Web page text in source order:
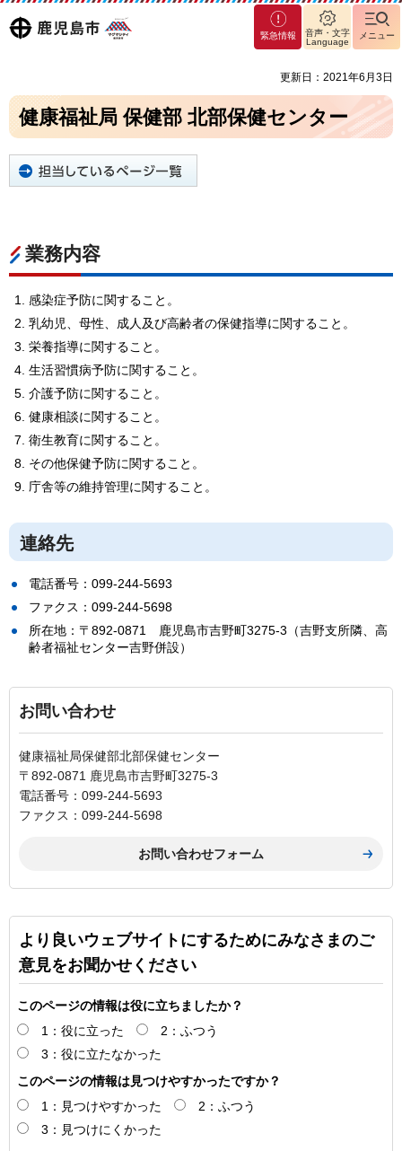
鹿児島
マグ
マシ
緊急情報
音声・文字
Language
メニュー
更新日：2021年6月3日
健康福祉局 保健部 北部保健センター
業務内容
感染症予防に関すること。
乳幼児、母性、成人及び高齢者の保健指導に関すること。
栄養指導に関すること。
生活習慣病予防に関すること。
介護予防に関すること。
健康相談に関すること。
衛生教育に関すること。
その他保健予防に関すること。
庁舎等の維持管理に関すること。
連絡先
電話番号：099-244-5693
ファクス：099-244-5698
所在地：〒892-0871
鹿児島市吉野町3275-3（吉野支所隣、高
齢者福祉センター吉野併設）
お問い合わせ
健康福祉局保健部北部保健センター
〒892-0871 鹿児島市吉野町3275-3
電話番号：099-244-5693
ファクス：099-244-5698
より良いウェブサイトにするためにみなさまのご
意見をお聞かせください
このページの情報は役に立ちましたか？
1：役に立った
2：ふつう
3：役に立たなかった
このページの情報は見つけやすかったですか？
1：見つけやすかった
2：ふつう
3：見つけにくかった